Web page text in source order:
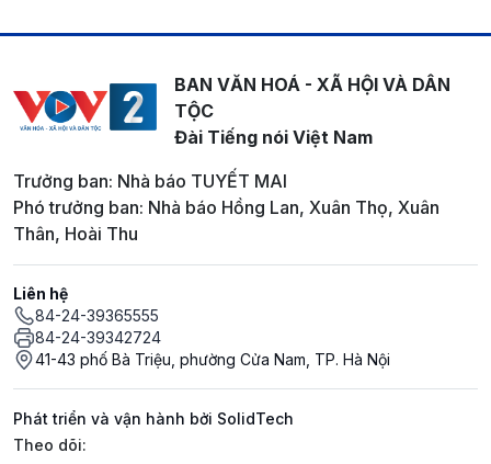
BAN VĂN HOÁ - XÃ HỘI VÀ DÂN
TỘC
Đài Tiếng nói Việt Nam
Trưởng ban: Nhà báo TUYẾT MAI
Phó trưởng ban: Nhà báo Hồng Lan, Xuân Thọ, Xuân
Thân, Hoài Thu
Liên hệ
84-24-39365555
84-24-39342724
41-43 phố Bà Triệu, phường Cửa Nam, TP. Hà Nội
Phát triển và vận hành bởi SolidTech
Mạng xã hội
Theo dõi: